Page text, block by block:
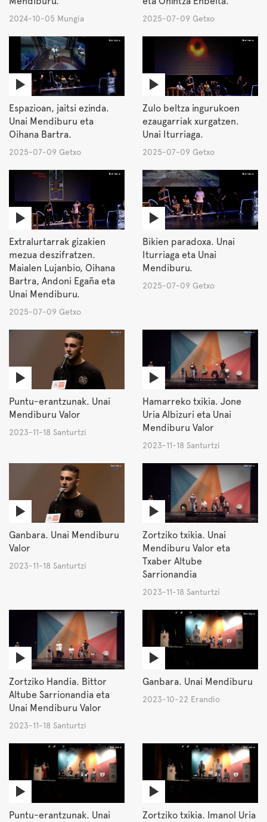
2024-10-05 Mungia 2025-07-09 Getxo
Espazioan, jaitsi ezinda.
Unai Mendiburu eta
Oihana Bartra.
2025-07-09 Getxo
Zulo beltza ingurukoen
ezaugarriak xurgatzen.
Unai Iturriaga.
2025-07-09 Getxo
Extralurtarrak gizakien
mezua deszifratzen.
Maialen Lujanbio, Oihana
Bartra, Andoni Egaña eta
Unai Mendiburu.
2025-07-09 Getxo
Bikien paradoxa. Unai
Iturriaga eta Unai
Mendiburu.
2025-07-09 Getxo
Puntu-erantzunak. Unai
Mendiburu Valor
2023-11-18 Santurtzi
Hamarreko txikia. Jone
Uria Albizuri eta Unai
Mendiburu Valor
2023-11-18 Santurtzi
Ganbara. Unai Mendiburu
Valor
2023-11-18 Santurtzi
Zortziko txikia. Unai
Mendiburu Valor eta
Txaber Altube
Sarrionandia
2023-11-18 Santurtzi
Zortziko Handia. Bittor
Altube Sarrionandia eta
Unai Mendiburu Valor
2023-11-18 Santurtzi
Ganbara. Unai Mendiburu
2023-10-22 Erandio
Puntu-erantzunak. Unai
Zortziko txikia. Imanol Uria